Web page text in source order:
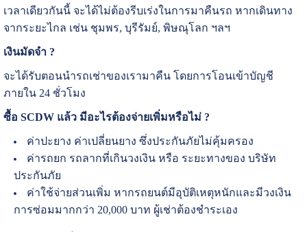
เวลาเดียวกันนี้ จะได้ไม่ต้องรีบเร่งในการมาคืนรถ หากเดินทาง
จากระยะไกล เช่น ชุมพร, บุรีรัมย์, พิษณุโลก ฯลฯ
เงินมัดจำ ?
จะได้รับตอนนำรถเช่าของเรามาคืน โดยการโอนเข้าบัญชี
ภายใน 24 ชั่วโมง
ซื้อ SCDW แล้ว มีอะไรต้องจ่ายเพิ่มหรือไม่ ?
ค่าปะยาง ค่าเปลี่ยนยาง ซึ่งประกันภัยไม่คุ้มครอง
ค่ารถยก รถลากที่เกินวงเงิน หรือ ระยะทางของ บริษัท
ประกันภัย
ค่าใช้จ่ายส่วนเพิ่ม หากรถยนต์มีอุบัติเหตุหนักและมีวงเงิน
การซ่อมมากกว่า 20,000 บาท ผู้เช่าต้องชำระเอง